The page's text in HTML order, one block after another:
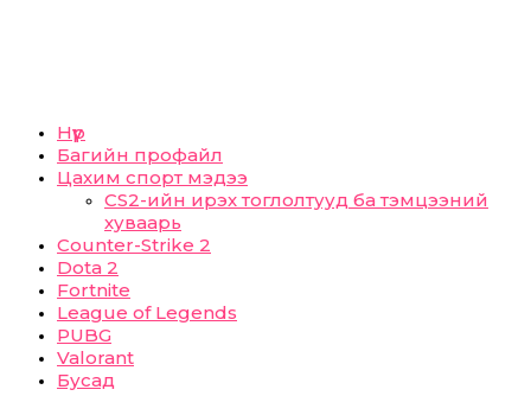
Нүүр
Багийн профайл
Цахим спорт мэдээ
CS2-ийн ирэх тоглолтууд ба тэмцээний
хуваарь
Counter-Strike 2
Dota 2
Fortnite
League of Legends
PUBG
Valorant
Бусад